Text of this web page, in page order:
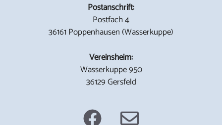
Postanschrift:
Postfach 4
36161 Poppenhausen (Wasserkuppe)
Vereinsheim:
Wasserkuppe 950
36129 Gersfeld